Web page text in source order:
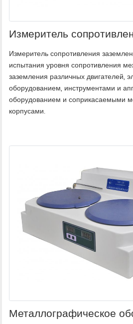
Измеритель
Измеритель сопротивления
испытания уровня сопротивления
заземления различных двигателей,
оборудованием, инструментами и
оборудованием и соприкасаемыми
корпусами.
Металлографическое